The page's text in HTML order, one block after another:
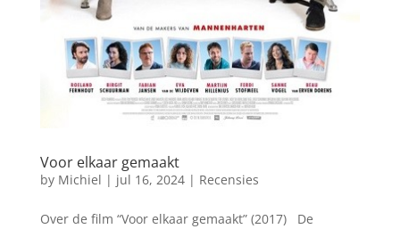
Voor elkaar gemaakt
by Michiel | jul 16, 2024| Recensies
Over de film “Voor elkaar gemaakt” (2017) De